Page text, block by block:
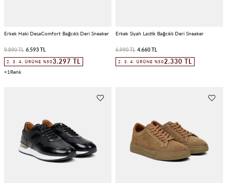
Erkek Haki DesaComfort Bağcıklı Deri Sneaker
6.593 TL
9.890 TL
2. 3. 4. ÜRÜNE %503.297 TL
1
Erkek Siyah Lastik Bağcıklı Deri Sneaker
4.660 TL
6.990 TL
2. 3. 4. ÜRÜNE %502.330 TL